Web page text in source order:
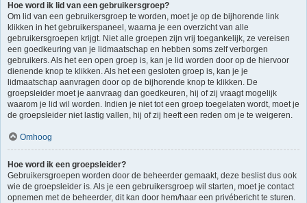
Hoe word ik lid van een gebruikersgroep?
Om lid van een gebruikersgroep te worden, moet je op de bijhorende link
klikken in het gebruikerspaneel, waarna je een overzicht van alle
gebruikersgroepen krijgt. Niet alle groepen zijn vrij toegankelijk, ze vereisen
een goedkeuring van je lidmaatschap en hebben soms zelf verborgen
gebruikers. Als het een open groep is, kan je lid worden door op de hiervoor
dienende knop te klikken. Als het een gesloten groep is, kan je je
lidmaatschap aanvragen door op de bijhorende knop te klikken. De
groepsleider moet je aanvraag dan goedkeuren, hij of zij vraagt mogelijk
waarom je lid wil worden. Indien je niet tot een groep toegelaten wordt, moet je
de groepsleider niet lastig vallen, hij of zij heeft een reden om je te weigeren.
Omhoog
Hoe word ik een groepsleider?
Gebruikersgroepen worden door de beheerder gemaakt, deze beslist dus ook
wie de groepsleider is. Als je een gebruikersgroep wil starten, moet je contact
opnemen met de beheerder, dit kan door hem/haar een privébericht te sturen.